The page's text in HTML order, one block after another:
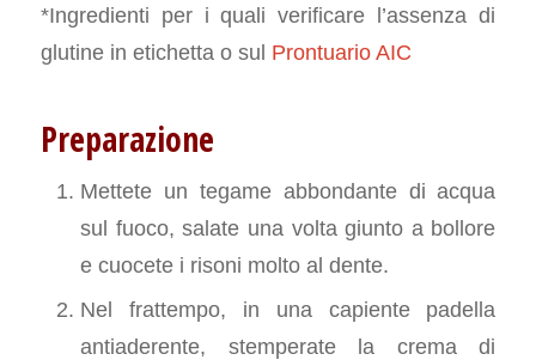
*Ingredienti per i quali verificare l’assenza di
glutine in etichetta o sul Prontuario AIC
Preparazione
Mettete un tegame abbondante di acqua
sul fuoco, salate una volta giunto a bollore
e cuocete i risoni molto al dente.
Nel frattempo, in una capiente padella
antiaderente, stemperate la crema di